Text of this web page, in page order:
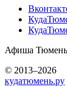
Афиша
© 2013–2026
кудатюмень.ру